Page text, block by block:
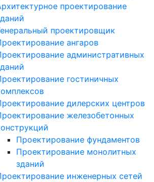
проектирование
проектировщик
ангаров
административных
гостиничных
дилерских центров
железобетонных
Проектирование фундаментов
Проектирование монолитных
зданий
инженерных сетей